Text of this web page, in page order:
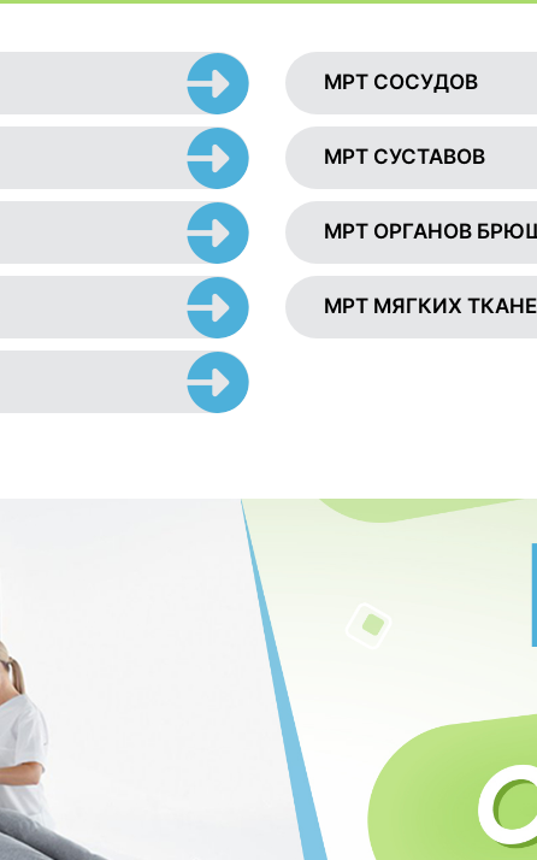
МРТ СОСУДОВ
МРТ СУСТАВОВ
МРТ ОРГАНОВ
МРТ МЯГКИХ